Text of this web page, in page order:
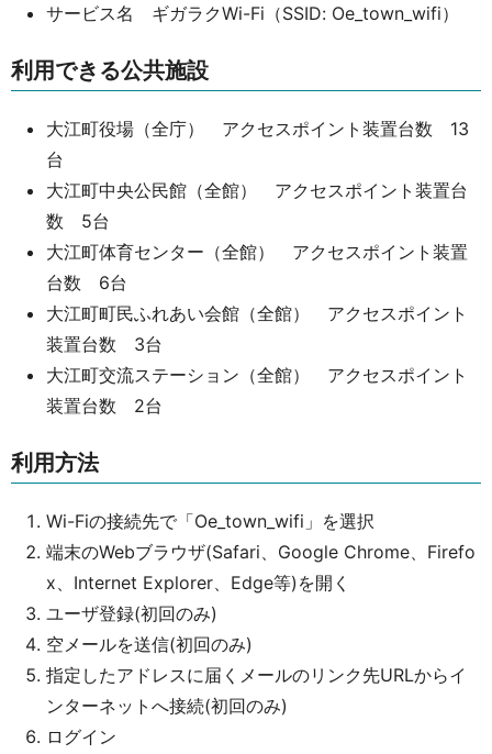
サービス名 ギガラクWi-Fi（SSID: Oe_town_wifi）
利用できる公共施設
大江町役場（全庁） アクセスポイント装置台数 13
台
大江町中央公民館（全館） アクセスポイント装置台
数 5台
大江町体育センター（全館） アクセスポイント装置
台数 6台
大江町町民ふれあい会館（全館） アクセスポイント
装置台数 3台
大江町交流ステーション（全館） アクセスポイント
装置台数 2台
利用方法
Wi-Fiの接続先で「Oe_town_wifi」を選択
端末のWebブラウザ(Safari、Google Chrome、Firefo
x、Internet Explorer、Edge等)を開く
ユーザ登録(初回のみ)
空メールを送信(初回のみ)
指定したアドレスに届くメールのリンク先URLからイ
ンターネットへ接続(初回のみ)
ログイン